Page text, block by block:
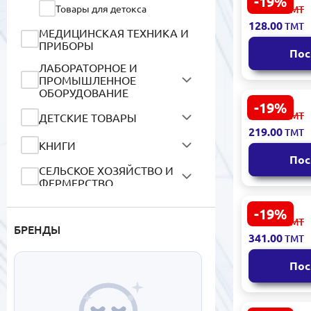
Товары для детокса
МЕДИЦИНСКАЯ ТЕХНИКА И
ПРИБОРЫ
ЛАБОРАТОРНОЕ И
ПРОМЫШЛЕННОЕ
ОБОРУДОВАНИЕ
ДЕТСКИЕ ТОВАРЫ
КНИГИ
СЕЛЬСКОЕ ХОЗЯЙСТВО И
ФЕРМЕРСТВО
ЦИФРОВЫЕ УСЛУГИ
БРЕНДЫ
SEALUXE
Помада
Комплекс
159.00ТМТ
128.00ТМТ
-19%
SEALUXE
под
жемчуга 30
271.00ТМТ
219.00ТМТ
-19%
SEALUXE
основа-
422.00ТМТ
341.00ТМТ